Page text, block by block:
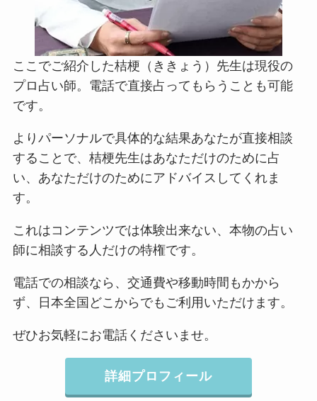
ここでご紹介した桔梗（ききょう）先生は現役の
プロ占い師。電話で直接占ってもらうことも可能
です。
よりパーソナルで具体的な結果あなたが直接相談
することで、桔梗先生はあなただけのために占
い、あなただけのためにアドバイスしてくれま
す。
これはコンテンツでは体験出来ない、本物の占い
師に相談する人だけの特権です。
電話での相談なら、交通費や移動時間もかから
ず、日本全国どこからでもご利用いただけます。
ぜひお気軽にお電話くださいませ。
詳細プロフィール